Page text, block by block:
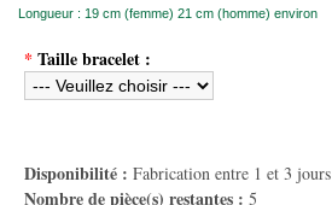
Longueur : 19 cm (femme) 21 cm (homme) environ
* Taille bracelet :
Disponibilité : Fabrication entre 1 et 3 jours
Nombre de pièce(s) restantes : 5